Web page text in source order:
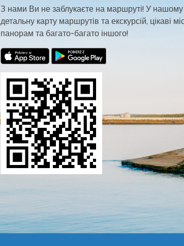
З нами Ви не заблукаєте на маршруті! У нашому
детальну карту маршрутів та екскурсій, цікаві
панорам та багато-багато іншого!